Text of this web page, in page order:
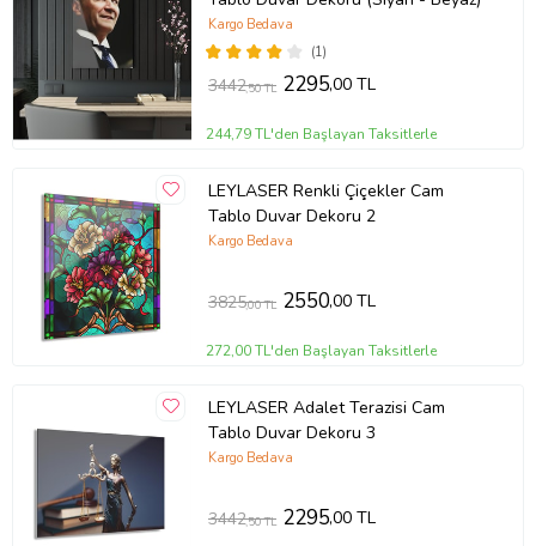
(1)
Kargo Bedava
3442,50 TL 2295,00 TL
244,79 TL'den Başlayan Taksitlerle
LEYLASER Renkli Çiçekler Cam
Tablo Duvar Dekoru 2
Kargo Bedava
3825,00 TL 2550,00 TL
272,00 TL'den Başlayan Taksitlerle
LEYLASER Adalet Terazisi Cam
Tablo Duvar Dekoru 3
Kargo Bedava
3442,50 TL 2295,00 TL